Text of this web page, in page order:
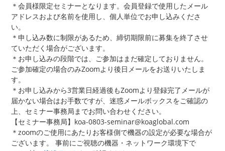
＊会員様限定セミナーとなります。会員登録で使用したメール
アドレスおよび名前を使用し、個人単位でお申し込みくださ
い。
＊申し込み数に制限があるため、締切期限前に募集を終了させ
ていただく場合がございます。
＊お申し込みの段階では、ご参加はまだ確定しておりません。
ご参加確定の場合のみZoomより後日メールをお送りいたしま
す。
＊お申し込みから3営業日経過後もZoomより登録完了メールが
届かない場合はお手数ですが、迷惑メールボックスをご確認の
上、セミナー事務局までお問い合わせください。
【セミナー事務局】koa-0803-seminar@koaglobal.com
＊zoomのご使用にあたりお客様側で機器の設定が必要な場合が
ございます。 事前にご視聴の機器・ネットワーク環境下で